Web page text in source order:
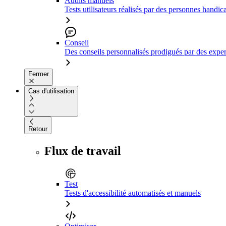
Tests utilisateurs réalisés par des personnes
Conseil
Des conseils personnalisés prodigués par des
Fermer
Cas d'utilisation
Retour
Flux de travail
Test
Tests d'accessibilité automatisés et manuels